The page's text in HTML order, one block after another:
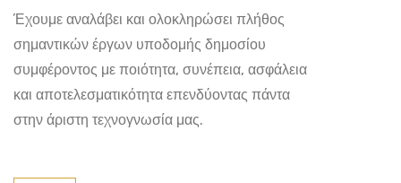
Έχουμε αναλάβει και ολοκληρώσει πλήθος
σημαντικών έργων υποδομής δημοσίου
συμφέροντος με ποιότητα, συνέπεια, ασφάλεια
και αποτελεσματικότητα επενδύοντας πάντα
στην άριστη τεχνογνωσία μας.